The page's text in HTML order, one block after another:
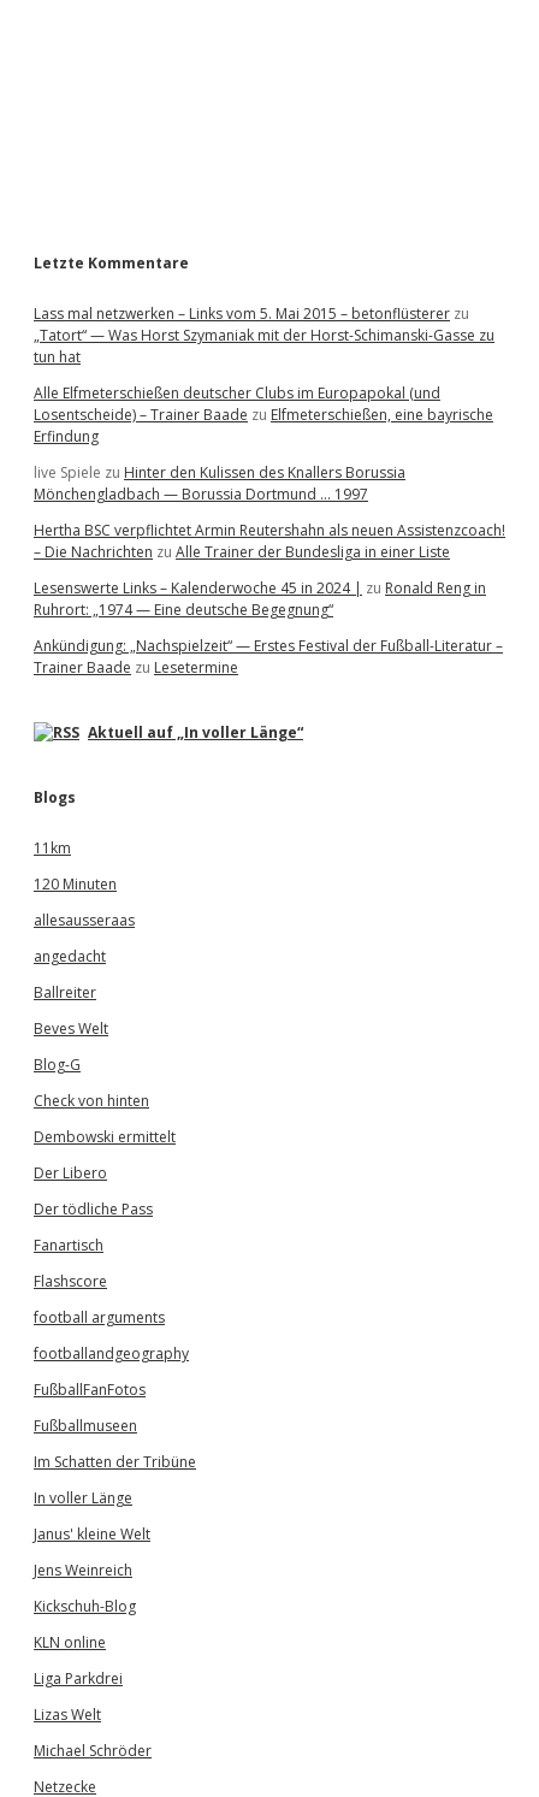
Letzte Kommentare
Lass mal netzwerken – Links vom 5. Mai 2015 – betonflüsterer zu
„Tatort“ — Was Horst Szymaniak mit der Horst-Schimanski-Gasse zu
tun hat
Alle Elfmeterschießen deutscher Clubs im Europapokal (und
Losentscheide) – Trainer Baade zu Elfmeterschießen, eine bayrische
Erfindung
live Spiele zu Hinter den Kulissen des Knallers Borussia
Mönchengladbach — Borussia Dortmund … 1997
Hertha BSC verpflichtet Armin Reutershahn als neuen Assistenzcoach!
– Die Nachrichten zu Alle Trainer der Bundesliga in einer Liste
Lesenswerte Links – Kalenderwoche 45 in 2024 | zu Ronald Reng in
Ruhrort: „1974 — Eine deutsche Begegnung“
Ankündigung: „Nachspielzeit“ — Erstes Festival der Fußball-Literatur –
Trainer Baade zu Lesetermine
Aktuell auf „In voller Länge“
Blogs
11km
120 Minuten
allesausseraas
angedacht
Ballreiter
Beves Welt
Blog-G
Check von hinten
Dembowski ermittelt
Der Libero
Der tödliche Pass
Fanartisch
Flashscore
football arguments
footballandgeography
FußballFanFotos
Fußballmuseen
Im Schatten der Tribüne
In voller Länge
Janus' kleine Welt
Jens Weinreich
Kickschuh-Blog
KLN online
Liga Parkdrei
Lizas Welt
Michael Schröder
Netzecke